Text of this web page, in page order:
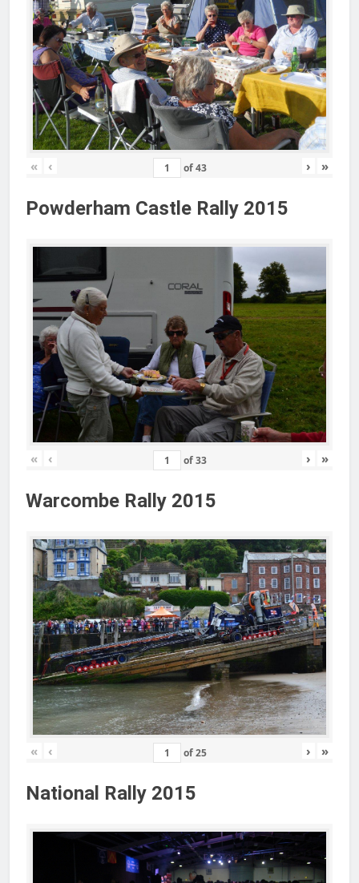
« ‹ of43 › »
Powderham Castle Rally 2015
« ‹ of33 › »
Warcombe Rally 2015
« ‹ of25 › »
National Rally 2015